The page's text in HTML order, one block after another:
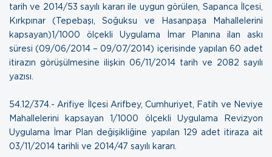
tarih ve 2014/53 sayılı kararı ile uygun görülen, Sapanca İlçesi,
Kırkpınar (Tepebaşı, Soğuksu ve Hasanpaşa Mahallelerini
kapsayan)1/1000 ölçekli Uygulama İmar Planına ilan askı
süresi (09/06/2014 – 09/07/2014) içerisinde yapılan 60 adet
itirazın görüşülmesine ilişkin 06/11/2014 tarih ve 2082 sayılı
yazısı.
54.12/374.- Arifiye İlçesi Arifbey, Cumhuriyet, Fatih ve Neviye
Mahallelerini kapsayan 1/1000 ölçekli Uygulama Revizyon
Uygulama İmar Plan değişikliğine yapılan 129 adet itiraza ait
03/11/2014 tarihli ve 2014/47 sayılı kararı.